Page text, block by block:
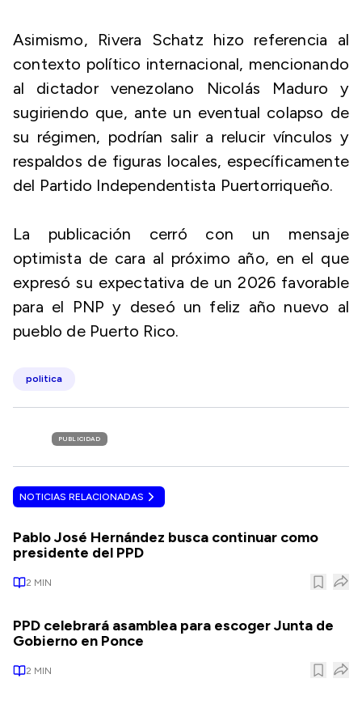
Asimismo, Rivera Schatz hizo referencia al
contexto político internacional, mencionando
al dictador venezolano Nicolás Maduro y
sugiriendo que, ante un eventual colapso de
su régimen, podrían salir a relucir vínculos y
respaldos de figuras locales, específicamente
del Partido Independentista Puertorriqueño.
La publicación cerró con un mensaje
optimista de cara al próximo año, en el que
expresó su expectativa de un 2026 favorable
para el PNP y deseó un feliz año nuevo al
pueblo de Puerto Rico.
politica
PUBLICIDAD
NOTICIAS RELACIONADAS
Pablo José Hernández busca continuar como
presidente del PPD
2 MIN
PPD celebrará asamblea para escoger Junta de
Gobierno en Ponce
2 MIN